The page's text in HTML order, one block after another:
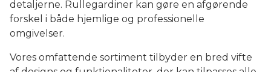
detaljerne. Rullegardiner kan gøre en afgørende
forskel i både hjemlige og professionelle
omgivelser.
Vores omfattende sortiment tilbyder en bred vifte